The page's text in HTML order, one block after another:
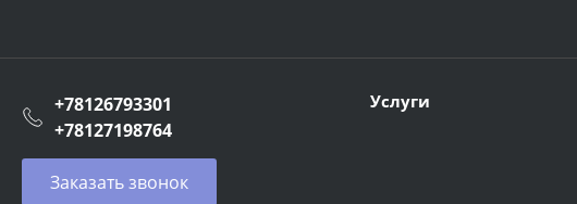
+78126793301
+78127198764
Заказать звонок
Услуги